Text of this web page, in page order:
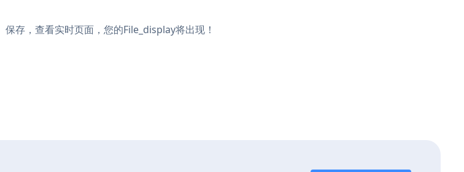
存，查看实时页面，您的File_display将出现！